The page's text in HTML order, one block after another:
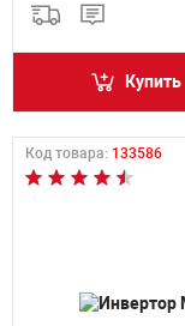
Купить
Код товара: 133586